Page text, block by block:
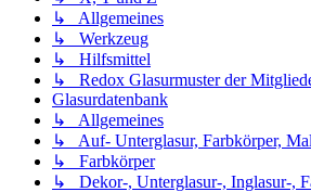
↳ Allgemeines
↳ Werkzeug
↳ Hilfsmittel
↳ Redox Glasurmuster der
Glasurdatenbank
↳ Allgemeines
↳ Auf- Unterglasur, Farbkörper,
↳ Farbkörper
↳ Dekor-, Unterglasur-, Inglasur-,